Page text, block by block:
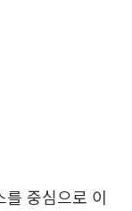
중심으로 이